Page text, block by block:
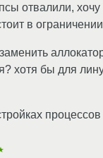
отвалили, хочу
в
хотя бы для